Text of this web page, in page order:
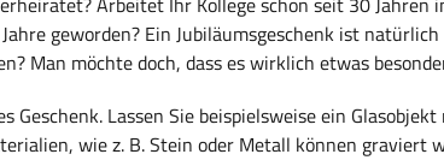
geworden? Ein Jubiläumsgeschenk ist natürlich
Man möchte doch, dass es wirklich etwas
Geschenk. Lassen Sie beispielsweise ein
wie z. B. Stein oder Metall können graviert